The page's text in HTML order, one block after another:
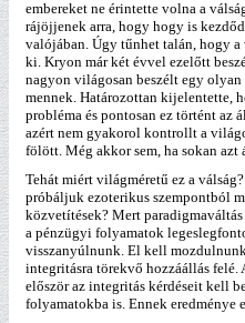
embereket ne érintette volna a
rájöjjenek arra, hogy hogy is
valójában. Úgy tűnhet talán, hogy
ki. Kryon már két évvel ezelőtt
nagyon világosan beszélt egy
mennek. Határozottan kijelentette,
probléma és pontosan ez történt az
azért nem gyakorol kontrollt a
fölött. Még akkor sem, ha sokan
Tehát miért világméretű ez a
próbáljuk ezoterikus szempontból
közvetítések? Mert
a pénzügyi folyamatok
visszanyúlnunk. El kell
integritásra törekvő hozzáállás felé.
először az integritás kérdéseit kell
folyamatokba is. Ennek eredménye